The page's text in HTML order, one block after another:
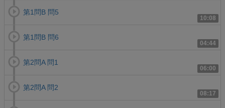
10:08
第1問B 問5
04:44
第1問B 問6
06:00
第2問A 問1
08:17
第2問A 問2